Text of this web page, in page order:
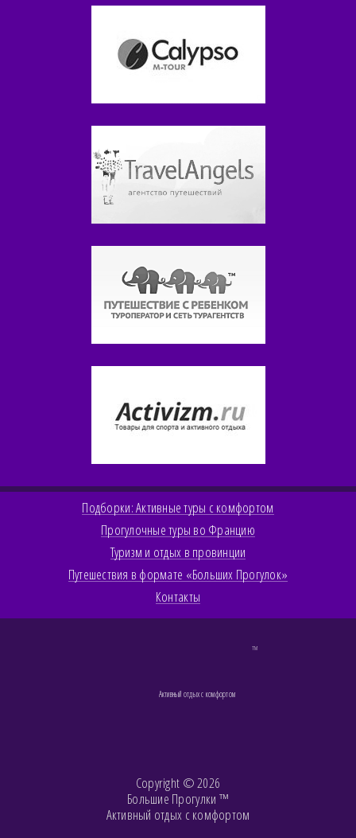
Подборки: Активные туры с комфортом
Прогулочные туры во Францию
Туризм и отдых в провинции
Путешествия в формате «Больших Прогулок»
Контакты
TM
Активный отдых с комфортом
Copyright © 2026
Большие Прогулки ™
Активный отдых с комфортом